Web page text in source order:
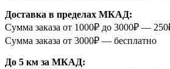
Доставка в пределах МКАД:
Сумма заказа от 1000₽ до 3000₽ —
Сумма заказа от 3000₽ — бесплатно
До 5 км за МКАД: